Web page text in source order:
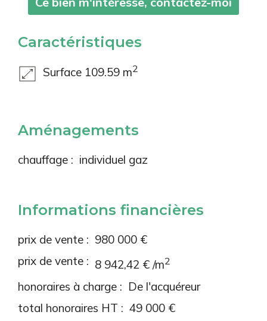
Caractéristiques
Surface 109.59 m2
Aménagements
chauffage : individuel gaz
Informations financières
prix de vente : 980 000 €
prix de vente : 8 942,42 € /m2
honoraires à charge : De l'acquéreur
total honoraires HT : 49 000 €